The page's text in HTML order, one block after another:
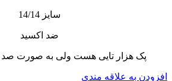
سایز 14/14
ضد اکسید
پک هزار تایی هست ولی به صورت صد
افزودن به علاقه مندی